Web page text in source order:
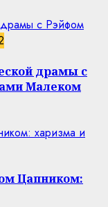
с Рэйфом
драмы с
Малеком
харизма и
Цапником: